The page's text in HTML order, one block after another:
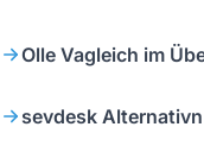
Olle Vagleich im
sevdesk Alternativn